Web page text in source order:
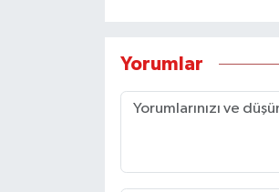
Yorumlar